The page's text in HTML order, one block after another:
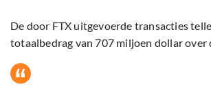
De door FTX uitgevoerde transacties
totaalbedrag van 707 miljoen dollar over